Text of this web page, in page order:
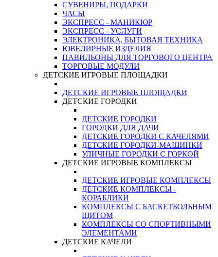
СУВЕНИРЫ, ПОДАРКИ
ЧАСЫ
ЭКСПРЕСС - МАНИКЮР
ЭКСПРЕСС - УСЛУГИ
ЭЛЕКТРОНИКА, БЫТОВАЯ ТЕХНИКА
ЮВЕЛИРНЫЕ ИЗДЕЛИЯ
ПАВИЛЬОНЫ ДЛЯ ТОРГОВОГО ЦЕНТРА
ТОРГОВЫЕ МОДУЛИ
ДЕТСКИЕ ИГРОВЫЕ ПЛОЩАДКИ
ДЕТСКИЕ ИГРОВЫЕ ПЛОЩАДКИ
ДЕТСКИЕ ГОРОДКИ
ДЕТСКИЕ ГОРОДКИ
ГОРОДКИ ДЛЯ ДАЧИ
ДЕТСКИЕ ГОРОДКИ С КАЧЕЛЯМИ
ДЕТСКИЕ ГОРОДКИ-МАШИНКИ
УЛИЧНЫЕ ГОРОДКИ С ГОРКОЙ
ДЕТСКИЕ ИГРОВЫЕ КОМПЛЕКСЫ
ДЕТСКИЕ ИГРОВЫЕ КОМПЛЕКСЫ
ДЕТСКИЕ КОМПЛЕКСЫ -
КОРАБЛИКИ
КОМПЛЕКСЫ С БАСКЕТБОЛЬНЫМ
ЩИТОМ
КОМПЛЕКСЫ СО СПОРТИВНЫМИ
ЭЛЕМЕНТАМИ
ДЕТСКИЕ КАЧЕЛИ